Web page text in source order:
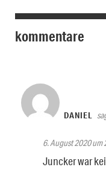
kommentare
DANIEL
6. August 2020 um
Juncker war